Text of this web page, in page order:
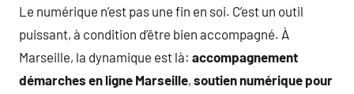
Le numérique n’est pas une fin en soi. C’est un outil
puissant, à condition d’être bien accompagné. À
Marseille, la dynamique est là: accompagnement
démarches en ligne Marseille, soutien numérique pour